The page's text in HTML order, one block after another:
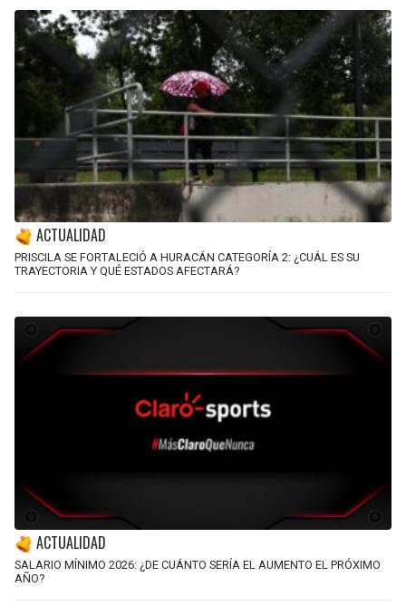
ACTUALIDAD
PRISCILA SE FORTALECIÓ A HURACÁN CATEGORÍA 2: ¿CUÁL ES SU
TRAYECTORIA Y QUÉ ESTADOS AFECTARÁ?
ACTUALIDAD
SALARIO MÍNIMO 2026: ¿DE CUÁNTO SERÍA EL AUMENTO EL PRÓXIMO
AÑO?